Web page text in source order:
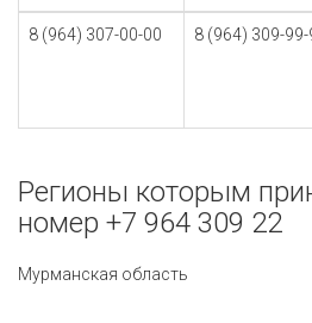
8 (964) 307-00-00 8 (964) 309-99-
Регионы которым
номер +7 964 309 22
Мурманская область